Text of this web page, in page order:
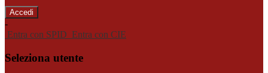
-
Entra con SPID Entra con CIE
Seleziona utente